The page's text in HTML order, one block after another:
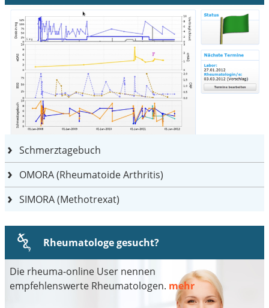
Schmerztagebuch
OMORA (Rheumatoide Arthritis)
SIMORA (Methotrexat)
Rheumatologe gesucht?
Die rheuma-online User nennen
empfehlenswerte Rheumatologen. mehr